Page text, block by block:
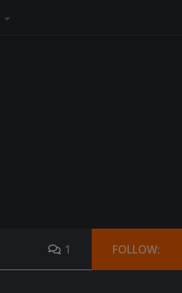
1 FOLLOW: